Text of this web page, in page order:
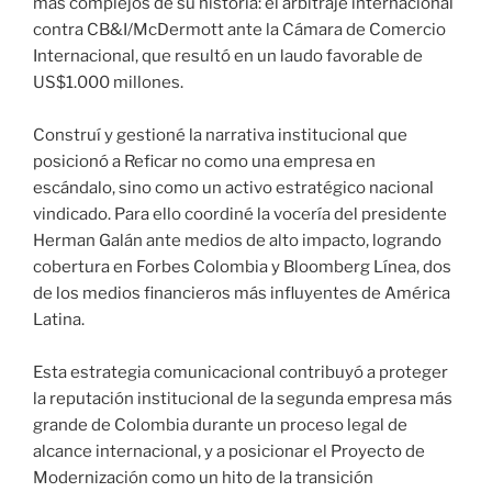
contra CB&I/McDermott ante la Cámara de Comercio
Internacional, que resultó en un laudo favorable de
US$1.000 millones.
Construí y gestioné la narrativa institucional que
posicionó a Reficar no como una empresa en
escándalo, sino como un activo estratégico nacional
vindicado. Para ello coordiné la vocería del presidente
Herman Galán ante medios de alto impacto, logrando
cobertura en Forbes Colombia y Bloomberg Línea, dos
de los medios financieros más influyentes de América
Latina.
Esta estrategia comunicacional contribuyó a proteger
la reputación institucional de la segunda empresa más
grande de Colombia durante un proceso legal de
alcance internacional, y a posicionar el Proyecto de
Modernización como un hito de la transición